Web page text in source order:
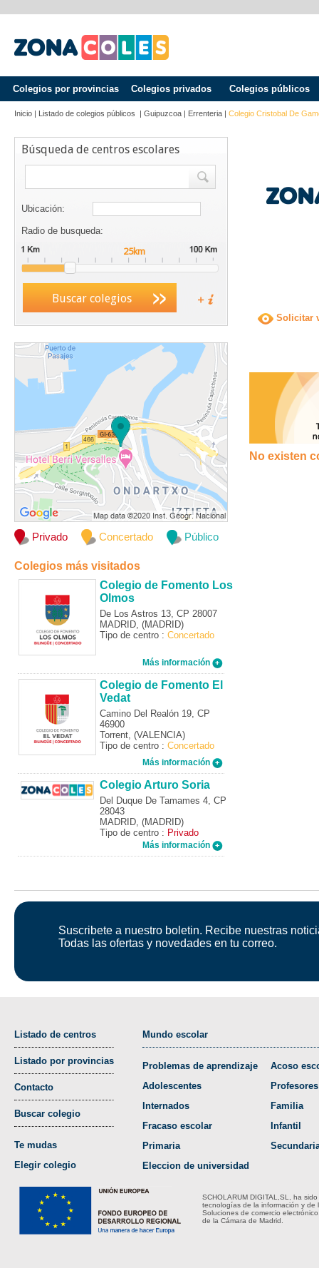
Colegios por provincias Colegios privados Colegios públicos
Inicio | Listado de colegios públicos | Guipuzcoa | Errenteria | Colegio Cristobal De
Búsqueda de centros escolares
Ubicación:
Radio de busqueda:
Buscar colegios
Privado Concertado Público
Colegios más visitados
Colegio de Fomento Los
Olmos
De Los Astros 13, CP 28007
MADRID, (MADRID)
Tipo de centro : Concertado
Más información
Colegio de Fomento El
Vedat
Camino Del Realón 19, CP
46900
Torrent, (VALENCIA)
Tipo de centro : Concertado
Más información
Colegio Arturo Soria
Del Duque De Tamames 4, CP
28043
MADRID, (MADRID)
Tipo de centro : Privado
Más información
Solicitar
No existen
Suscribete a nuestro boletin. Recibe nuestras
Todas las ofertas y novedades en tu correo.
Listado de centros
Listado por provincias
Contacto
Buscar colegio
Te mudas
Elegir colegio
Mundo escolar
Problemas de aprendizaje
Adolescentes
Internados
Fracaso escolar
Primaria
Eleccion de universidad
Acoso
Profesores
Familia
Infantil
SCHOLARUM DIGITAL,SL, ha
tecnologías de la información y de
Soluciones de comercio
de la Cámara de Madrid.